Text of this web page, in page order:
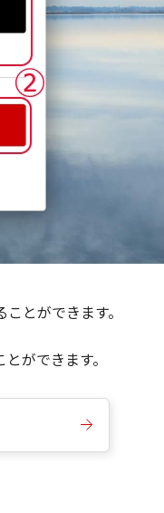
とができます。
ができます。